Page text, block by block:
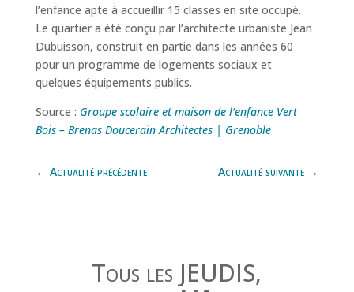
l’enfance apte à accueillir 15 classes en site occupé.
Le quartier a été conçu par l’architecte urbaniste Jean
Dubuisson, construit en partie dans les années 60
pour un programme de logements sociaux et
quelques équipements publics.
Source : Groupe scolaire et maison de l’enfance Vert
Bois – Brenas Doucerain Architectes | Grenoble
← Actualité précédente Actualité suivante →
Tous les JEUDIS,